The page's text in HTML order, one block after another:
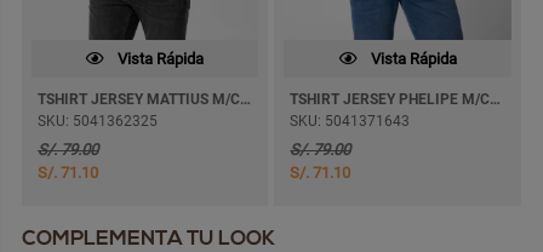
Vista Rápida
TSHIRT JERSEY MATTIUS M/CORTA
SKU: 5041362325
S/. 79.00
S/. 71.10
Vista Rápida
TSHIRT JERSEY PHELIPE M/CORTA
SKU: 5041371643
S/. 79.00
S/. 71.10
COMPLEMENTA TU LOOK